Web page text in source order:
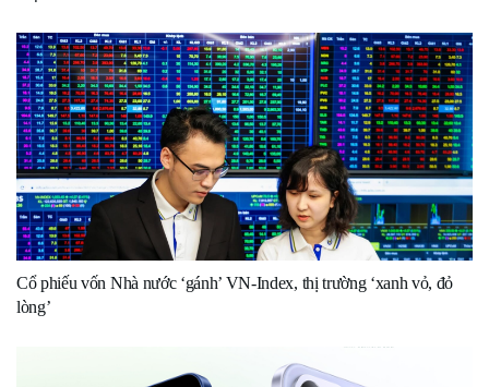
Cổ phiếu vốn Nhà nước ‘gánh’ VN-Index, thị trường ‘xanh vỏ, đỏ
lòng’